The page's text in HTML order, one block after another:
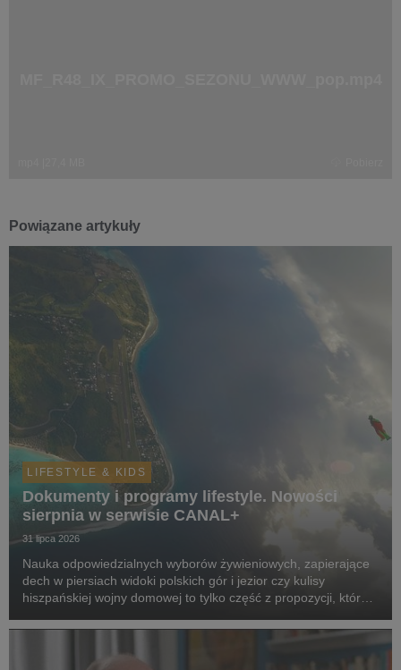
Powiązane artykuły
LIFESTYLE & KIDS
Dokumenty i programy lifestyle. Nowości
sierpnia w serwisie CANAL+
31 lipca 2026
Nauka odpowiedzialnych wyborów żywieniowych, zapierające
dech w piersiach widoki polskich gór i jezior czy kulisy
hiszpańskiej wojny domowej to tylko część z propozycji, które